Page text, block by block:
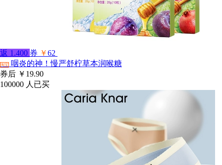
返 1.400 券 ￥62
淘宝
咽炎的神！慢严舒柠草本润喉糖
券后 ￥19.90
100000 人已买